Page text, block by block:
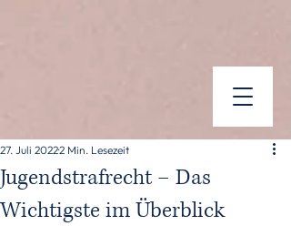
Jugendstrafrecht – Das
Wichtigste im Überblick
27. Juli 20222 Min. Lesezeit